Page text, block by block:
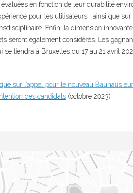
évaluées en fonction de leur durabilité
pour les utilisateurs ; ainsi que
Enfin, la dimension
seront également considérés. Les
se tiendra à Bruxelles du 17 au 21 avril
sur l’appel pour le nouveau Bauhaus
des candidats(octobre 2023)